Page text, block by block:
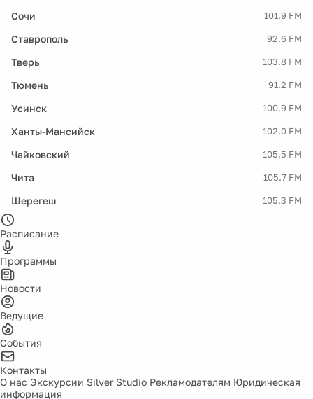
Сочи 101.9 FM
Ставрополь 92.6 FM
Тверь 103.8 FM
Тюмень 91.2 FM
Усинск 100.9 FM
Ханты-Мансийск 102.0 FM
Чайковский 105.5 FM
Чита 105.7 FM
Шерегеш 105.3 FM
Расписание
Программы
Новости
Ведущие
События
Контакты
О нас Экскурсии Silver Studio Рекламодателям Юридическая
информация